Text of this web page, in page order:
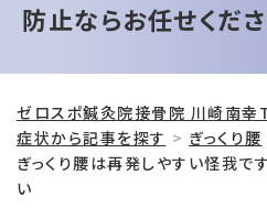
防止ならお任せくだ
ゼロスポ鍼灸院接骨院 川崎南幸
症状から記事を探す
ぎっくり腰
ぎっくり腰は再発しやすい怪我で
い